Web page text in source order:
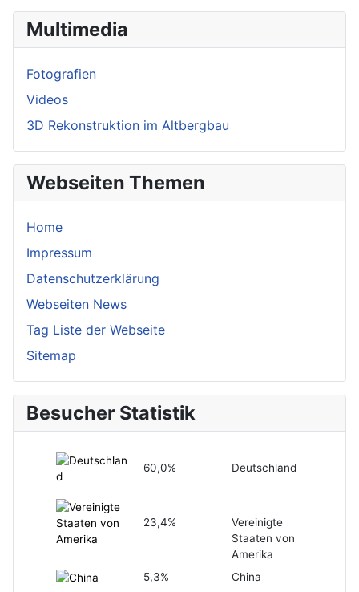
Multimedia
Fotografien
Videos
3D Rekonstruktion im Altbergbau
Webseiten Themen
Home
Impressum
Datenschutzerklärung
Webseiten News
Tag Liste der Webseite
Sitemap
Besucher Statistik
60,0% Deutschland
23,4%
Vereinigte
Staaten von
Amerika
5,3%
China